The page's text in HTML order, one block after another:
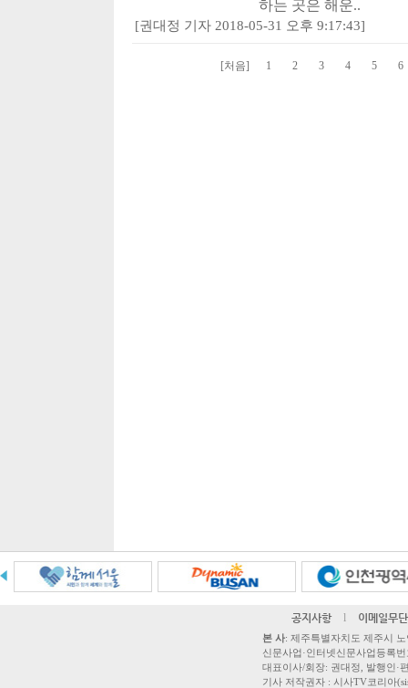
하는 곳은 해운..
[권대정 기자 2018-05-31 오후 9:17:43]
[처음] 1 2 3 4 5 6
공지사항 l 이메일무
본 사: 제주특별자치도 제주시
신문사업·인터넷신문사업등록
대표이사/회장: 권대정, 발행인·
기사 저작권자 : 시사TV코리아